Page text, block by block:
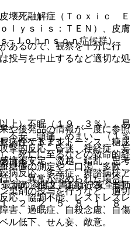
壊死融解症（Ｔｏｘｉｃ Ｅ
ｌｙｓｉｓ：ＴＥＮ）、皮膚
−Ｊｏｈｎｓｏｎ症候群）、
。
上）不眠（１９．３％）、易
不安、頭痛、めまい、（１％
撃的反応、昏迷、神経症、妄
情不安定、激越、錯乱、思考
病反応、多幸症、舞踏病様ア
つ病、独語、衝動行為、自動
応、協調不能、レストレスレ
害、過眠症、自殺念慮、自傷
ル低下、せん妄、敵意。
あるので、観察を十分に行
投与を中止するなど適切な処
病性ケトアシドーシス、糖尿
：死亡に至るなどの致命的経
糖値の測定や、口渇、多飲、
い、異常が認められた場合に
製剤の投与を行うなど、適切
．２、２．５、８．１、８．
や後発品の情報が一度に参照
スができます。
可能！
新の添付文書および安全性